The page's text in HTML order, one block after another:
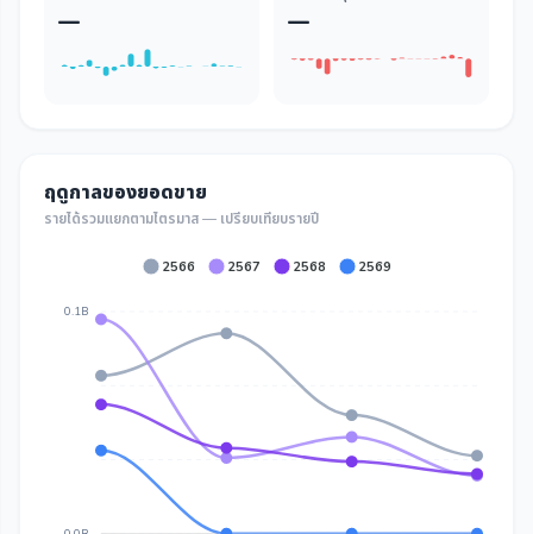
— —
ฤดูกาลของยอดขาย
รายได้รวมแยกตามไตรมาส — เปรียบเทียบรายปี
2566 2567 2568 2569
0.1B